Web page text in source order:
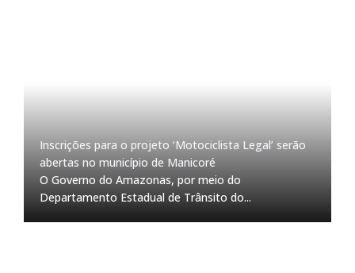
Inscrições para o projeto ‘Motociclista Legal’ serão
abertas no município de Manicoré
O Governo do Amazonas, por meio do
Departamento Estadual de Trânsito do...